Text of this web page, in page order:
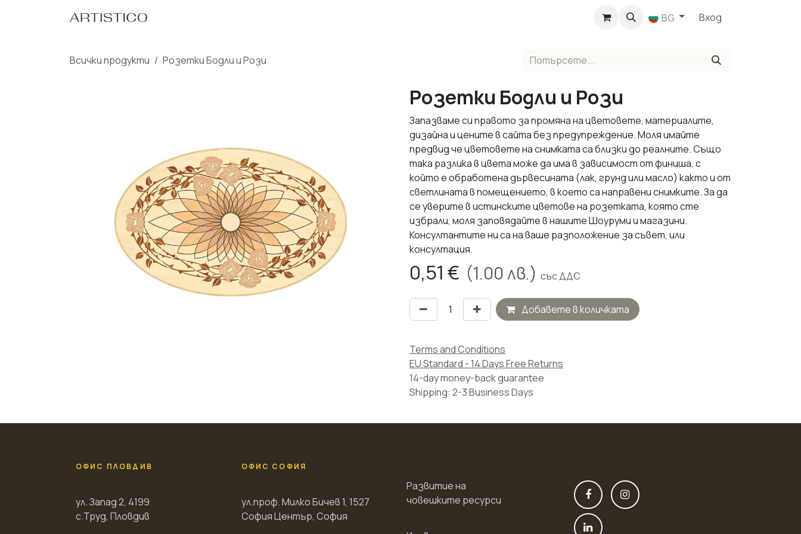
BG Вход
Всички продукти Розетки Бодли и Рози
Розетки Бодли и Рози
Запазваме си правото за промяна на цветовете, материалите,
дизайна и цените в сайта без предупреждение. Моля имайте
предвид че цветовете на снимката са близки до реалните. Също
така разлика в цвета може да има в зависимост от финиша, с
който е обработена дървесината (лак, грунд или масло) както и от
светлината в помещението, в което са направени снимките. За да
се уверите в истинските цветове на розетката, която сте
избрали, моля заповядайте в нашите Шоуруми и магазини.
Консултантите ни са на ваше разположение за съвет, или
консултация.
0,51 € (1.00лв.) със ДДС
Добавете в количката
Terms and Conditions
EU Standard - 14 Days Free Returns
14-day money-back guarantee
Shipping: 2-3 Business Days
ОФИС ПЛОВДИВ
ул. Запад 2, 4199
с.Труд, Пловдив
ОФИС СОФИЯ
ул.проф. Милко Бичев 1, 1527
София Център, София
Развитие на
човешките ресурси